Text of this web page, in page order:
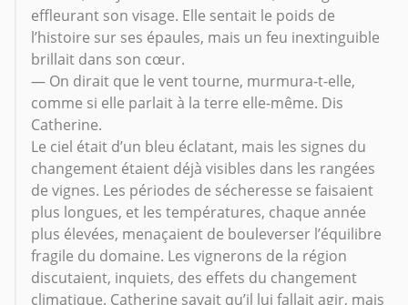
effleurant son visage. Elle sentait le poids de
l’histoire sur ses épaules, mais un feu inextinguible
brillait dans son cœur.
— On dirait que le vent tourne, murmura-t-elle,
comme si elle parlait à la terre elle-même. Dis
Catherine.
Le ciel était d’un bleu éclatant, mais les signes du
changement étaient déjà visibles dans les rangées
de vignes. Les périodes de sécheresse se faisaient
plus longues, et les températures, chaque année
plus élevées, menaçaient de bouleverser l’équilibre
fragile du domaine. Les vignerons de la région
discutaient, inquiets, des effets du changement
climatique. Catherine savait qu’il lui fallait agir, mais